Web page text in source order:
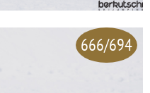
666/694